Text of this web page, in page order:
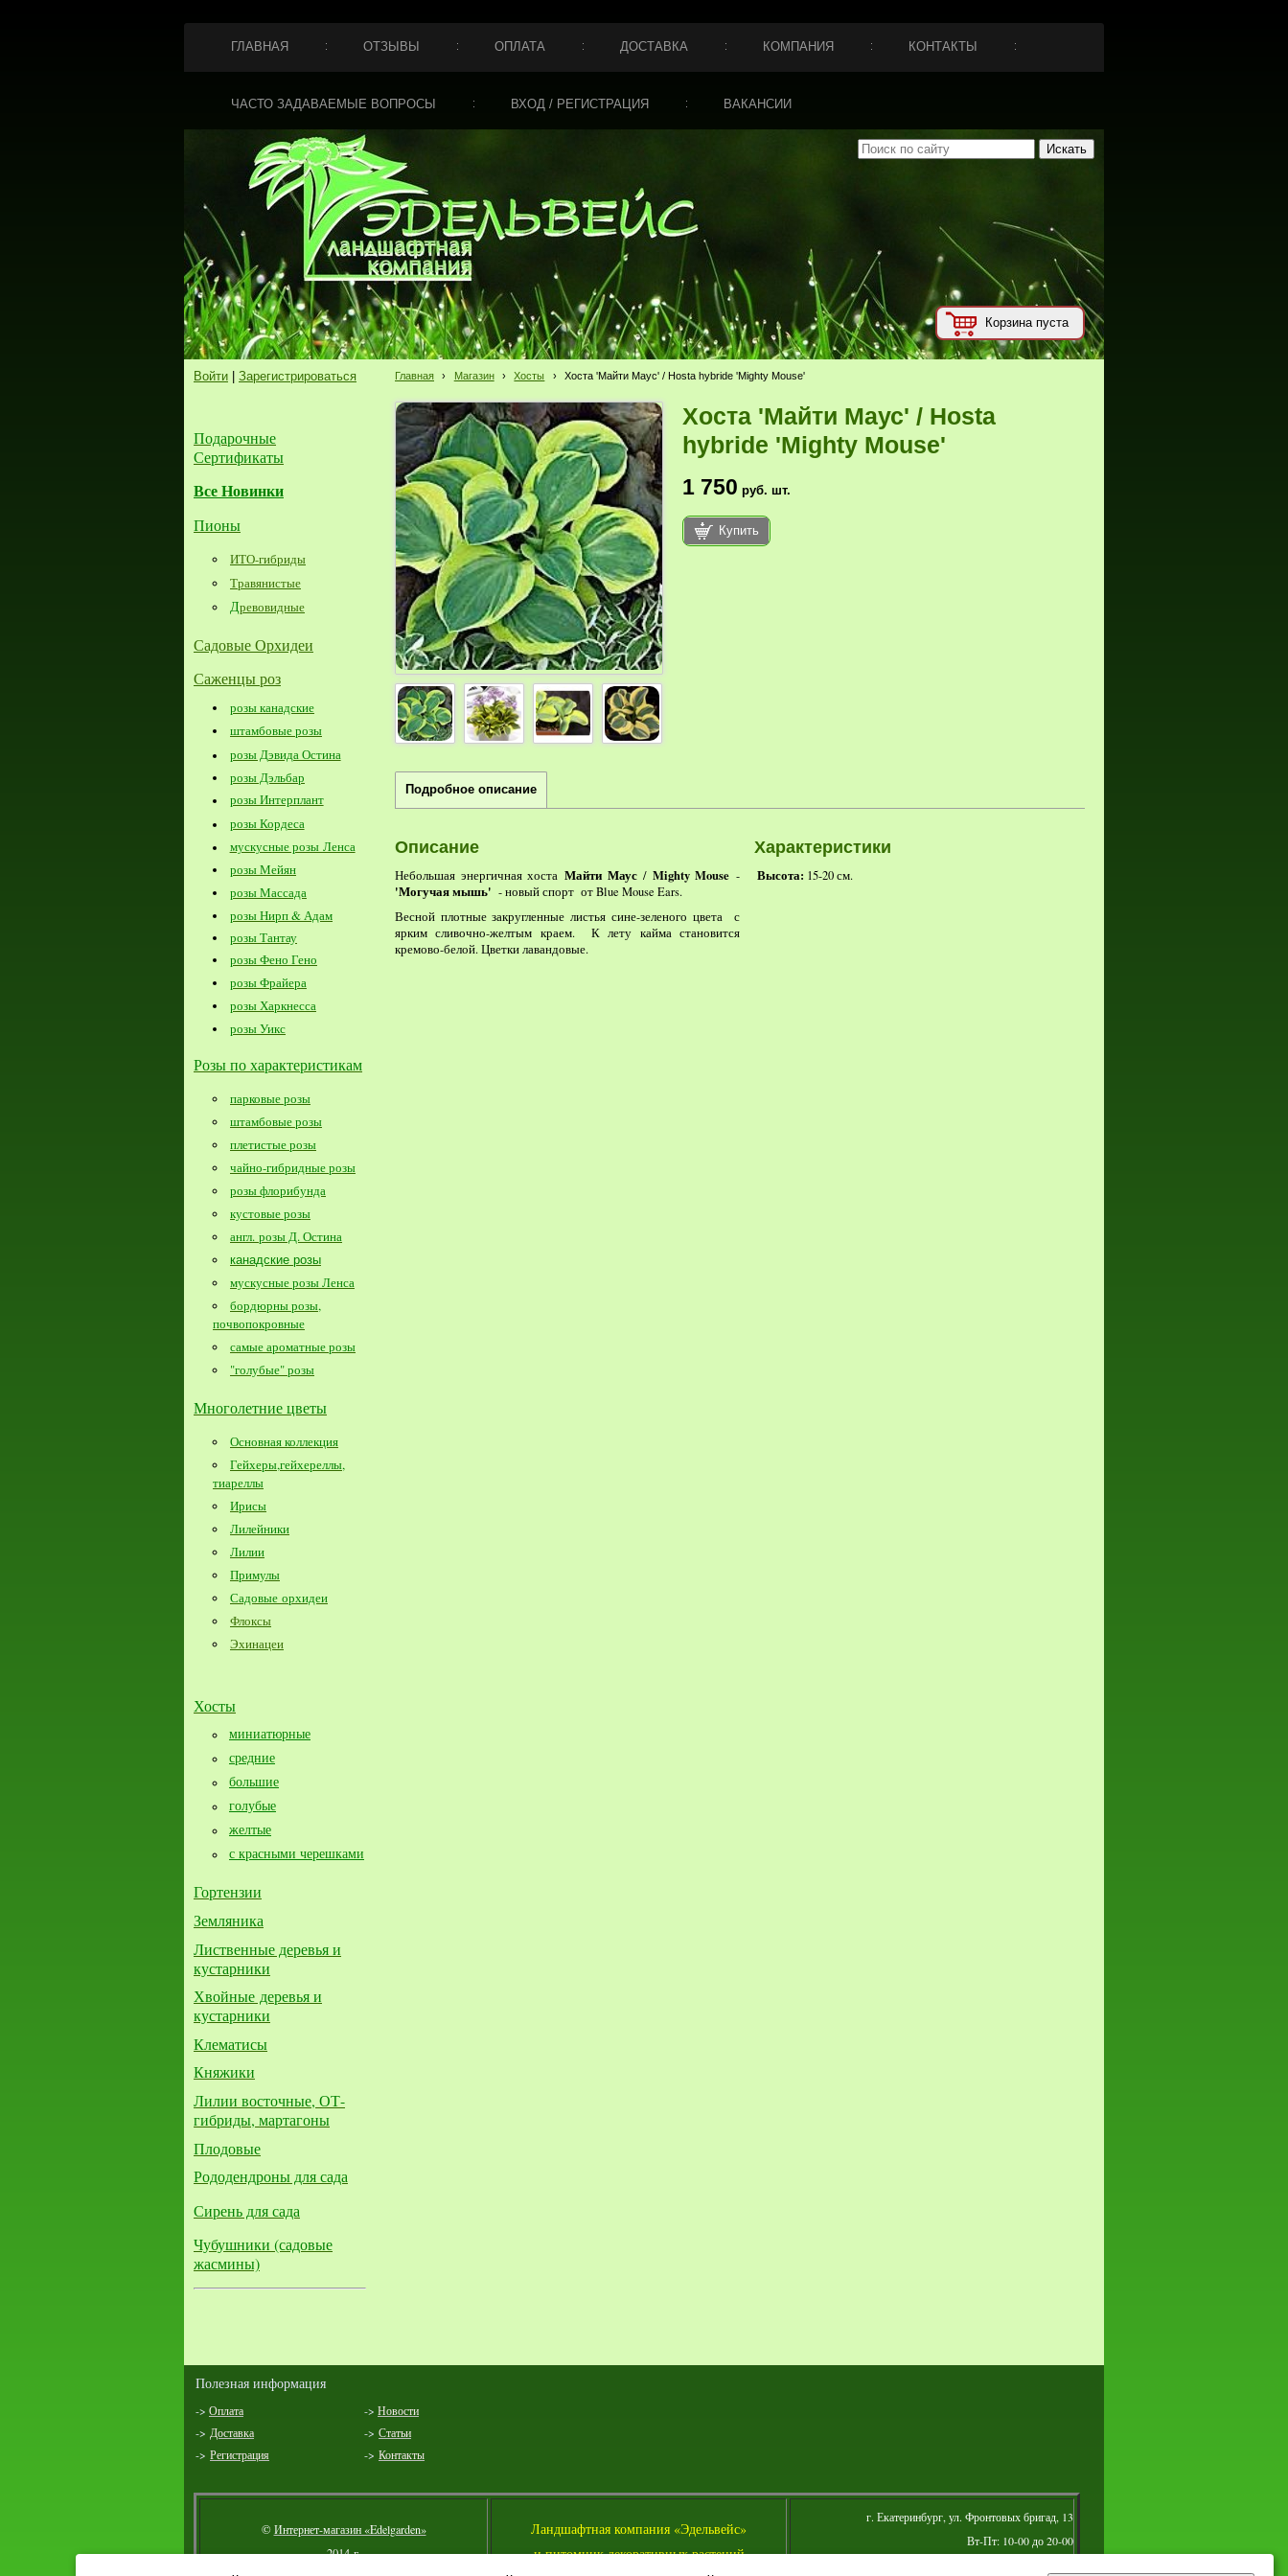
ГЛАВНАЯ ОТЗЫВЫ ОПЛАТА ДОСТАВКА КОМПАНИЯ КОНТАКТЫ
ЧАСТО ЗАДАВАЕМЫЕ ВОПРОСЫ ВХОД / РЕГИСТРАЦИЯ ВАКАНСИИ
Корзина пуста
Войти Зарегистрироваться
Подарочные
Сертификаты
Все Новинки
Пионы
ИТО-гибриды
Травянистые
Древовидные
Садовые Орхидеи
Саженцы роз
розы канадские
штамбовые розы
розы Дэвида Остина
розы Дэльбар
розы Интерплант
розы Кордеса
мускусные розы Ленса
розы Мейян
розы Массада
розы Нирп & Адам
розы Тантау
розы Фено Гено
розы Фрайера
розы Харкнесса
розы Уикс
Розы по характеристикам
парковые розы
штамбовые розы
плетистые розы
чайно-гибридные розы
розы флорибунда
кустовые розы
англ. розы Д. Остина
канадские розы
мускусные розы Ленса
бордюрны розы,
почвопокровные
самые ароматные розы
"голубые" розы
Многолетние цветы
Основная коллекция
Гейхеры,гейхереллы,
тиареллы
Ирисы
Лилейники
Лилии
Примулы
Садовые орхидеи
Флоксы
Эхинацеи
Хосты
миниатюрные
средние
большие​
голубые
желтые
с красными черешками
Гортензии
Земляника
Лиственные деревья и
кустарники
Хвойные деревья и
кустарники
Клематисы
Княжики
Лилии восточные, ОТ-
гибриды, мартагоны
Плодовые
Рододендроны для сада
Сирень для сада
Чубушники (садовые
жасмины)
Главная › Магазин › Хосты › Хоста 'Майти Маус' / Hosta hybride 'Mighty Mouse'
Хоста 'Майти Маус' / Hosta
hybride 'Mighty Mouse'
1 750 руб. шт.
Купить
Подробное описание
Описание Характеристики
Небольшая энергичная хоста Майти Маус/ Mighty Mouse -
'Могучая мышь' - новый спорт от Blue Mouse Ears.
Весной плотные закругленные листья сине-зеленого цвета с
ярким сливочно-желтым краем.К лету кайма становится
кремово-белой. Цветки лавандовые.
Высота: 15-20 см.
Полезная информация
-> Оплата -> Новости
-> Доставка -> Статьи
-> Регистрация -> Контакты
©Интернет-магазин «Edelgarden»
2014 г.
Ландшафтная компания «Эдельвейс»
и питомник декоративных растений
г. Екатеринбург, ул. Фронтовых бригад, 13
Вт-Пт: 10-00 до 20-00